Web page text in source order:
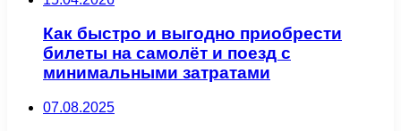
Как быстро и выгодно приобрести
билеты на самолёт и поезд с
минимальными затратами
07.08.2025